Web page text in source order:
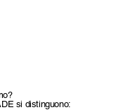
si distinguono: